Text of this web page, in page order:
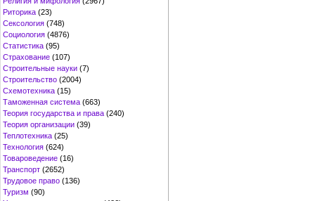
Риторика (23)
Сексология (748)
Социология (4876)
Статистика (95)
Страхование (107)
Строительные науки (7)
Строительство (2004)
Схемотехника (15)
Таможенная система (663)
Теория государства и права (240)
Теория организации (39)
Теплотехника (25)
Технология (624)
Товароведение (16)
Транспорт (2652)
Трудовое право (136)
Туризм (90)